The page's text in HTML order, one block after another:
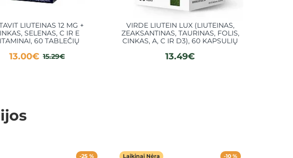
LIUTEINAS 12 MG +
SELENAS, C IR E
60 TABLEČIŲ
13.00€ 15.29€
VIRDE LIUTEIN LUX (LIUTEINAS,
ZEAKSANTINAS, TAURINAS, FOLIS,
CINKAS, A, C IR D3), 60 KAPSULIŲ
13.49€
-25 % -10 %
Laikinai Nėra